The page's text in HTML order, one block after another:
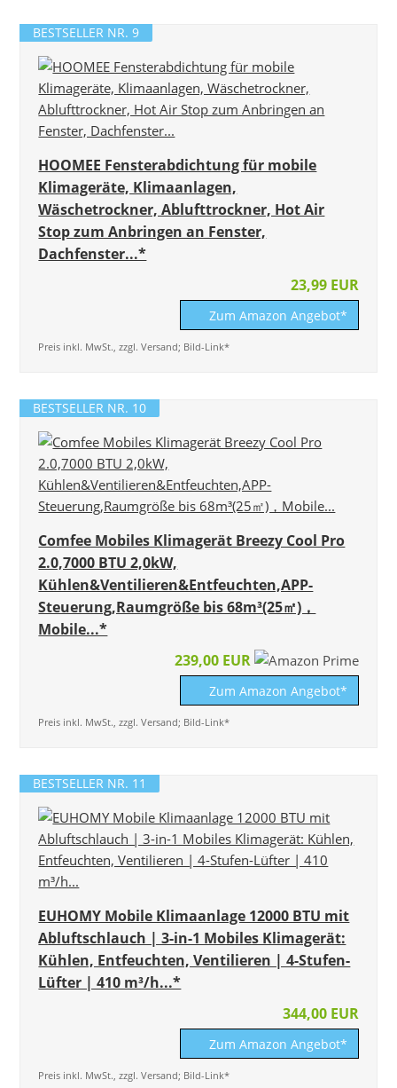
BESTSELLER NR. 9
HOOMEE Fensterabdichtung für mobile
Klimageräte, Klimaanlagen,
Wäschetrockner, Ablufttrockner, Hot Air
Stop zum Anbringen an Fenster,
Dachfenster...*
23,99 EUR
Zum Amazon Angebot*
Preis inkl. MwSt., zzgl. Versand; Bild-Link*
BESTSELLER NR. 10
Comfee Mobiles Klimagerät Breezy Cool Pro
2.0,7000 BTU 2,0kW,
Kühlen&Ventilieren&Entfeuchten,APP-
Steuerung,Raumgröße bis 68m³(25㎡)，
Mobile...*
239,00 EUR
Zum Amazon Angebot*
Preis inkl. MwSt., zzgl. Versand; Bild-Link*
BESTSELLER NR. 11
EUHOMY Mobile Klimaanlage 12000 BTU mit
Abluftschlauch | 3-in-1 Mobiles Klimagerät:
Kühlen, Entfeuchten, Ventilieren | 4-Stufen-
Lüfter | 410 m³/h...*
344,00 EUR
Zum Amazon Angebot*
Preis inkl. MwSt., zzgl. Versand; Bild-Link*